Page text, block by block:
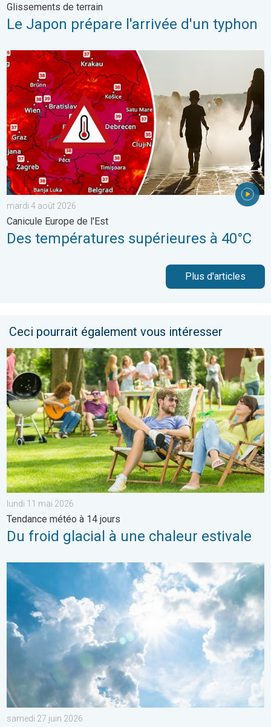
Glissements de terrain
Le Japon prépare l'arrivée d'un typhon
Des températures supérieures à 40°C. Canicule Europe de
mardi 4 août 2026
Canicule Europe de l'Est
Des températures supérieures à 40°C
Plus d'articles
Ceci pourrait également vous intéresser
Du froid glacial à une chaleur estivale. Tendance météo à 14
lundi 11 mai 2026
Tendance météo à 14 jours
Du froid glacial à une chaleur estivale
Rafraîchissement après les orages ?. Météo de votre
samedi 27 juin 2026